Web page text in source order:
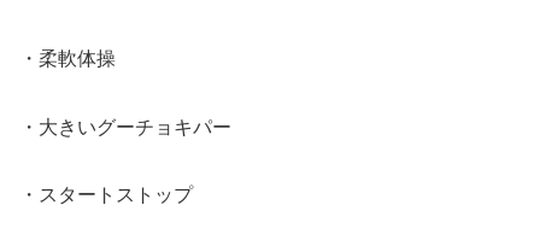
・柔軟体操
・大きいグーチョキパー
・スタートストップ